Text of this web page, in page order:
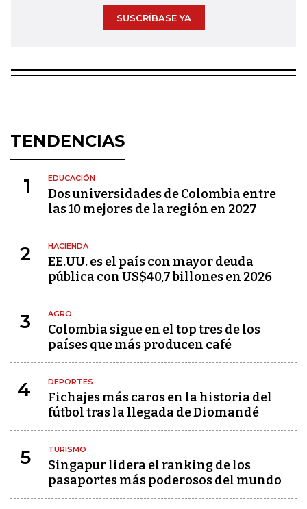
SUSCRÍBASE YA
TENDENCIAS
1 EDUCACIÓN
Dos universidades de Colombia entre
las 10 mejores de la región en 2027
2 HACIENDA
EE.UU. es el país con mayor deuda
pública con US$40,7 billones en 2026
3 AGRO
Colombia sigue en el top tres de los
países que más producen café
4 DEPORTES
Fichajes más caros en la historia del
fútbol tras la llegada de Diomandé
5 TURISMO
Singapur lidera el ranking de los
pasaportes más poderosos del mundo